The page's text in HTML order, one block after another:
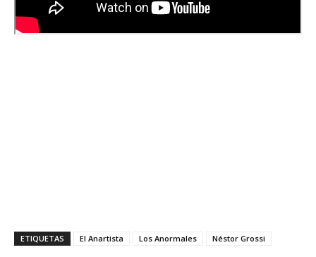
ETIQUETAS El Anartista Los Anormales Néstor Grossi